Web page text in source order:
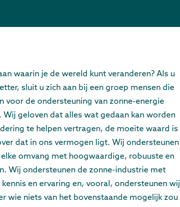
waarin je de wereld kunt veranderen? Als u
sluit u zich aan bij een groep mensen die
voor de ondersteuning van zonne-energie
Wij geloven dat alles wat gedaan kan worden
te helpen vertragen, de moeite waard is
dat in ons vermogen ligt. Wij ondersteunen
omvang met hoogwaardige, robuuste en
Wij ondersteunen de zonne-industrie met
en ervaring en, vooral, ondersteunen wij
wie niets van het bovenstaande mogelijk zou